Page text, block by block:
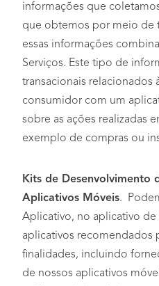
informações que
que obtemos por meio de
essas informações
Serviços. Este tipo de
transacionais relacionados
consumidor com um
sobre as ações realizadas
exemplo de compras ou
Kits de Desenvolvimento
Aplicativos Móveis.
Aplicativo, no aplicativo
aplicativos recomendados
finalidades, incluindo
de nossos aplicativos